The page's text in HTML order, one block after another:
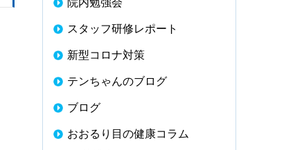
院内勉強会
スタッフ研修レポート
新型コロナ対策
テンちゃんのブログ
ブログ
おおるり目の健康コラム